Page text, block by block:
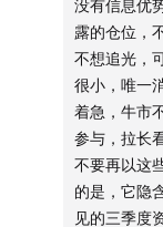
点福利也是顺手
嘉宾介绍：
Ricky，思瑞投
时间轴：
复。美联储
力的关系。
大宗商品在
汇率：上半
元的中间价
年出现明显升
美元走强的
定在90~100
没有信息优
露的仓位，
不想追光，
很小，唯一
着急，牛市
参与，拉长
不要再以这
的是，它隐
见的三季度